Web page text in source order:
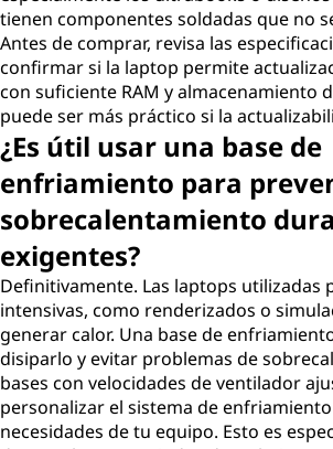
tienen componentes soldadas que no
Antes de comprar, revisa las
confirmar si la laptop permite
con suficiente RAM y almacenamiento
puede ser más práctico si la
¿Es útil usar una base de
enfriamiento para
sobrecalentamiento
exigentes?
Definitivamente. Las laptops utilizadas
intensivas, como renderizados o
generar calor. Una base de
disiparlo y evitar problemas de
bases con velocidades de ventilador
personalizar el sistema de
necesidades de tu equipo. Esto es